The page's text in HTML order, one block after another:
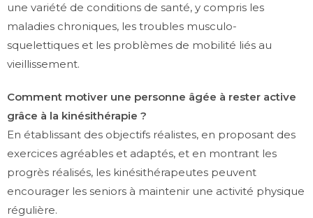
une variété de conditions de santé, y compris les
maladies chroniques, les troubles musculo-
squelettiques et les problèmes de mobilité liés au
vieillissement.
Comment motiver une personne âgée à rester active
grâce à la kinésithérapie ?
En établissant des objectifs réalistes, en proposant des
exercices agréables et adaptés, et en montrant les
progrès réalisés, les kinésithérapeutes peuvent
encourager les seniors à maintenir une activité physique
régulière.